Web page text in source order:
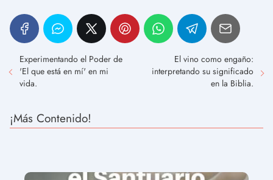
Experimentando el Poder de
'El que está en mí' en mi
vida.
El vino como engaño:
interpretando su significado
en la Biblia.
¡Más Contenido!